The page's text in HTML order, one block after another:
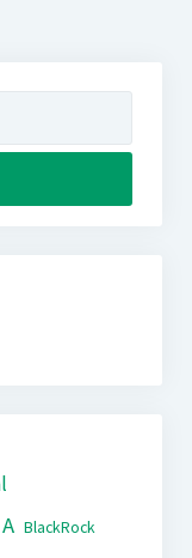
BlackRock